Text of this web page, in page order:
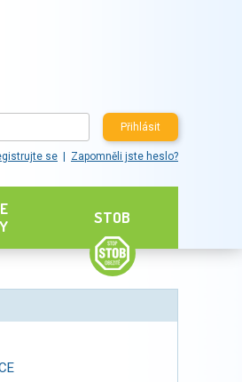
Přihlásit
se Zapomněli jste heslo?
STOB